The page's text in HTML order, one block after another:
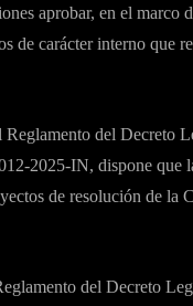
aprobar, en el marco
de carácter interno
del Decreto
2025-IN, dispone que
de resolución de la
del Decreto